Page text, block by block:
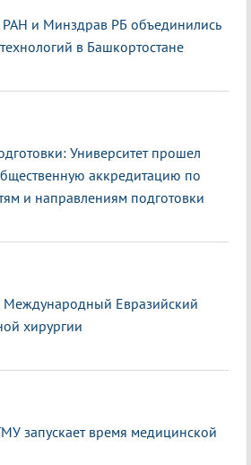
и Минздрав РБ объединились
в Башкортостане
Университет прошел
аккредитацию по
и направлениям подготовки
Международный Евразийский
хирургии
запускает время медицинской